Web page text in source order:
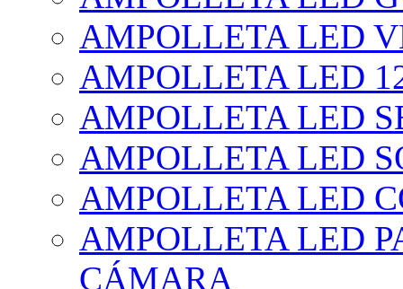
AMPOLLETA LED
AMPOLLETA LED
AMPOLLETA LED
AMPOLLETA LED
AMPOLLETA LED
AMPOLLETA LED
CÁMARA